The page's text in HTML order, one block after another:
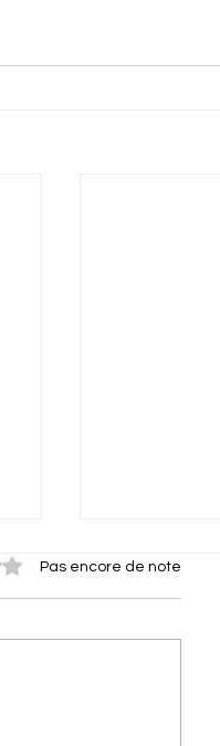
Kimamila
sur 5.
Pas encore de note